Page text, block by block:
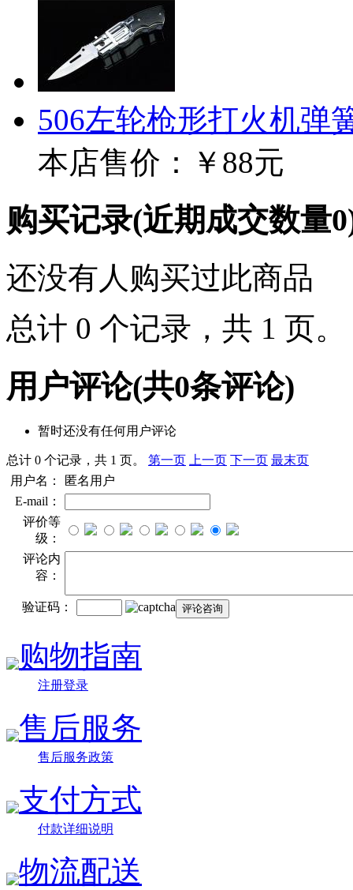
506左轮枪形打火机弹
本店售价：
￥88元
购买记录(近期成交数量0
还没有人购买过此商品
总计 0 个记录，共 1 页。
用户评论(共0条评论)
暂时还没有任何用户评论
总计 0 个记录，共 1 页。 第一页 上一页 下一页 最末页
用户名：
匿名用户
E-mail：
评价等
级：
评论内
容：
验证码：
购物指南
注册登录
售后服务
售后服务政策
支付方式
付款详细说明
物流配送